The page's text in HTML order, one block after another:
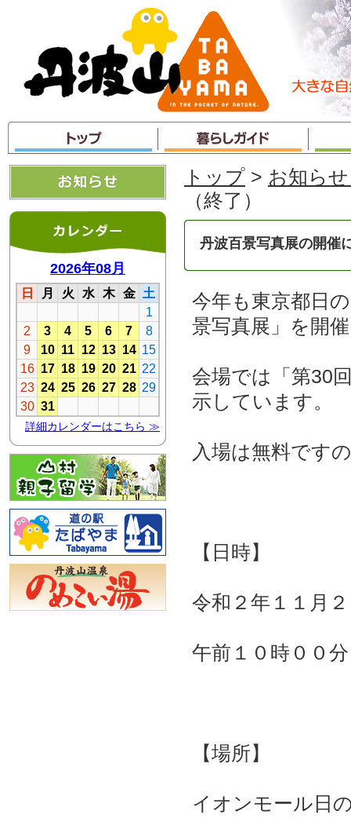
ャ
ン
プ
トップ > お知ら
（終了）
丹波百景写真展の開催
今年も東京都日
景写真展」を開
会場では「第30
示しています。
入場は無料です
【日時】
令和２年１１月
午前１０時００
【場所】
イオンモール日